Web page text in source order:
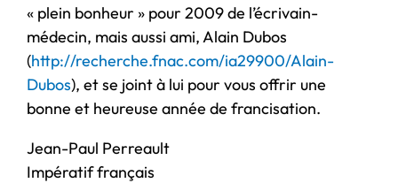
« plein bonheur » pour 2009 de l’écrivain-
médecin, mais aussi ami, Alain Dubos
(http://recherche.fnac.com/ia29900/Alain-
Dubos), et se joint à lui pour vous offrir une
bonne et heureuse année de francisation.
Jean-Paul Perreault
Impératif français